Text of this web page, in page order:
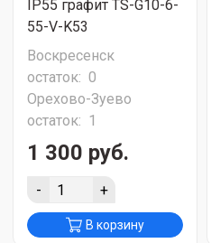
IP55 графит TS-G10-6-
55-V-K53
Воскресенск
остаток: 0
Орехово-Зуево
остаток: 1
1 300 руб.
- +
В корзину